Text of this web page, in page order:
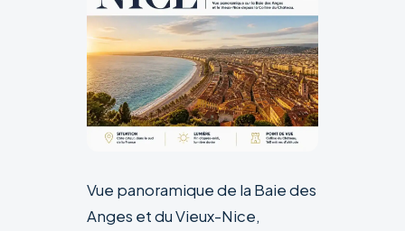
Vue panoramique de la Baie des
Anges et du Vieux-Nice,